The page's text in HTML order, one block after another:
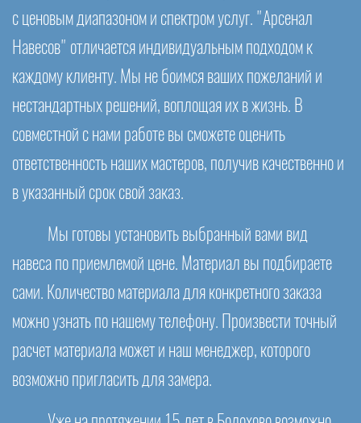
с ценовым диапазоном и спектром услуг. "Арсенал
Навесов" отличается индивидуальным подходом к
каждому клиенту. Мы не боимся ваших пожеланий и
нестандартных решений, воплощая их в жизнь. В
совместной с нами работе вы сможете оценить
ответственность наших мастеров, получив качественно и
в указанный срок свой заказ.
Мы готовы установить выбранный вами вид
навеса по приемлемой цене. Материал вы подбираете
сами. Количество материала для конкретного заказа
можно узнать по нашему телефону. Произвести точный
расчет материала может и наш менеджер, которого
возможно пригласить для замера.